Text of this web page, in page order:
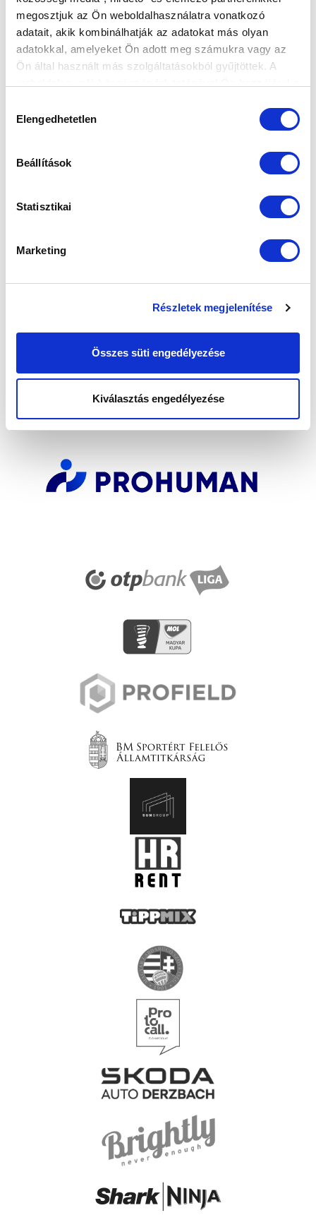
megosztjuk az Ön weboldalhasználatra vonatkozó
adatait, akik kombinálhatják az adatokat más olyan
adatokkal, amelyeket Ön adott meg számukra vagy az
Ön által használt más szolgáltatásokból gyűjtöttek. A
kiválasztása
Elengedhetetlen
Beállítások
Statisztikai
Marketing
Részletek megjelenítése
Összes süti engedélyezése
Kiválasztás engedélyezése
2026-08-09 17:30
SÁNDOR KÁROLY LABDARÚGÓ AKADÉMIA
MTK BUDAPEST HÍRLEVÉL
Ne maradjon le egy eseményről sem! Iratkozzon fel ingyenes
Adatvédelmi tájékoztatót!
SZPONZOROK